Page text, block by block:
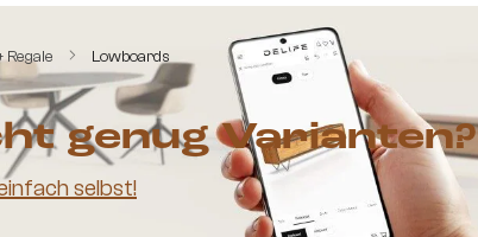
Lowboards
genug Varianten?
selbst!